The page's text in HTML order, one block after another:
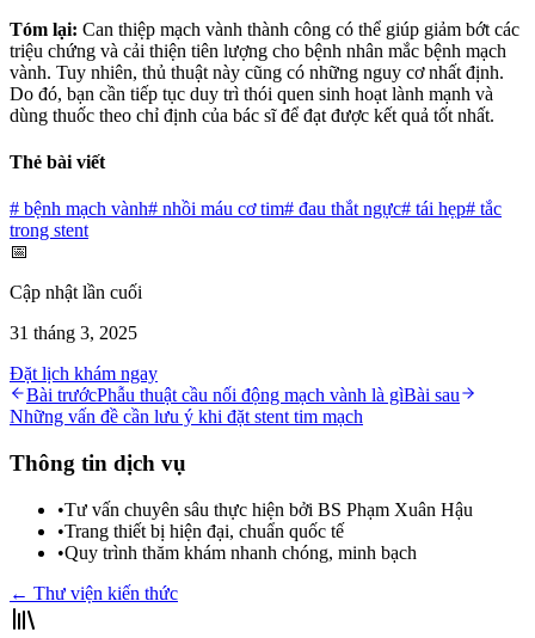
Tóm lại: Can thiệp mạch vành thành công có thể giúp giảm bớt các
triệu chứng và cải thiện tiên lượng cho bệnh nhân mắc bệnh mạch
vành. Tuy nhiên, thủ thuật này cũng có những nguy cơ nhất định.
Do đó, bạn cần tiếp tục duy trì thói quen sinh hoạt lành mạnh và
dùng thuốc theo chỉ định của bác sĩ để đạt được kết quả tốt nhất.
Thẻ bài viết
# bệnh mạch vành# nhồi máu cơ tim# đau thắt ngực# tái hẹp# tắc
trong stent
📅
Cập nhật lần cuối
31 tháng 3, 2025
Đặt lịch khám ngay
Bài trướcPhẫu thuật cầu nối động mạch vành là gìBài sau
Những vấn đề cần lưu ý khi đặt stent tim mạch
Thông tin dịch vụ
•Tư vấn chuyên sâu thực hiện bởi BS Phạm Xuân Hậu
•Trang thiết bị hiện đại, chuẩn quốc tế
•Quy trình thăm khám nhanh chóng, minh bạch
← Thư viện kiến thức